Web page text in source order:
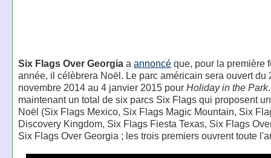
Six Flags Over Georgiaa annoncéque, pour la première
année, il célèbrera Noël. Le parc américain sera ouvert du
novembre 2014 au 4 janvier 2015 pour Holiday in the Park
maintenant un total de six parcs Six Flags qui proposent
Noël (Six Flags Mexico, Six Flags Magic Mountain, Six
Discovery Kingdom, Six Flags Fiesta Texas, Six Flags
Six Flags Over Georgia ; les trois premiers ouvrent toute